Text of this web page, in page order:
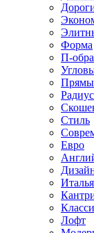
Форма
П-
Стиль
Евро
Лофт